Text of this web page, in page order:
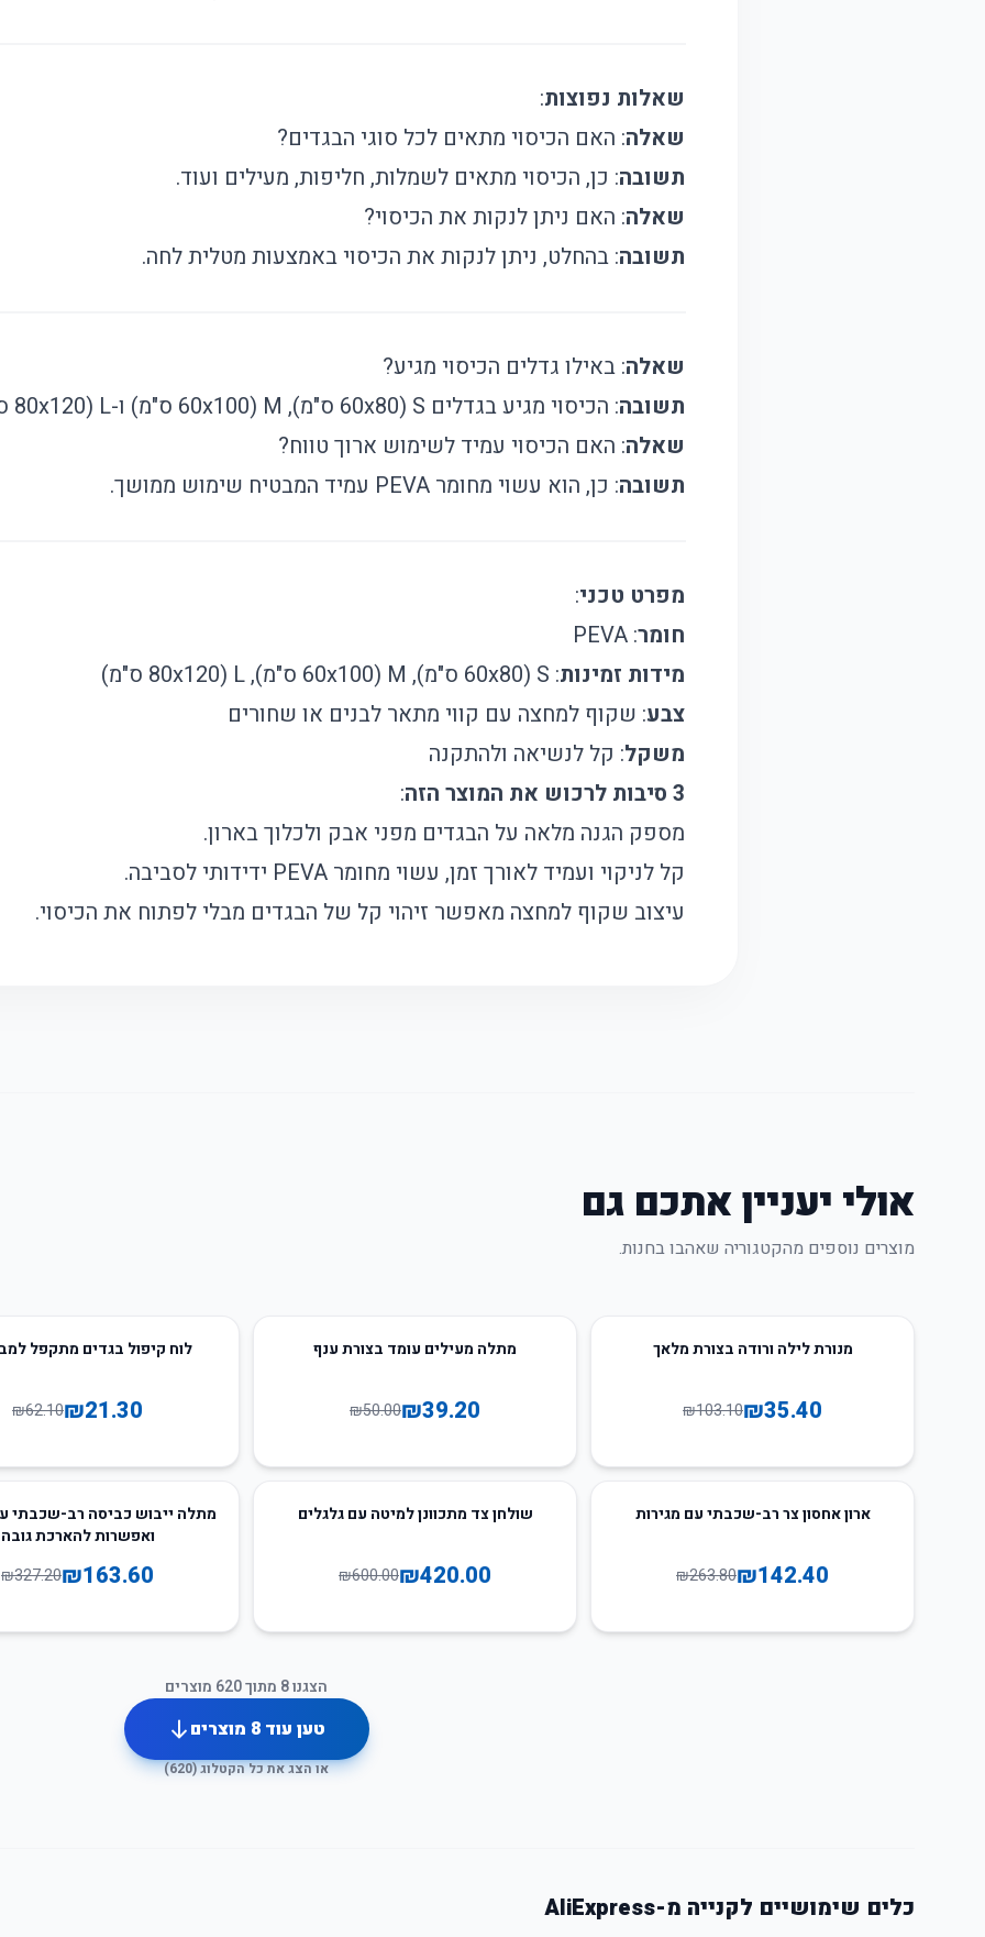
שאלות נפוצות:
שאלה: האם הכיסוי מתאים לכל סוגי הבגדים?
תשובה: כן, הכיסוי מתאים לשמלות, חליפות, מעילים ועוד.
שאלה: האם ניתן לנקות את הכיסוי?
תשובה: בהחלט, ניתן לנקות את הכיסוי באמצעות מטלית לחה.
שאלה: באילו גדלים הכיסוי מגיע?
תשובה: הכיסוי מגיע בגדלים S (60x80 ס"מ), M (60x100 ס"מ) ו-L (80x120 ס"מ).
שאלה: האם הכיסוי עמיד לשימוש ארוך טווח?
תשובה: כן, הוא עשוי מחומר PEVA עמיד המבטיח שימוש ממושך.
מפרט טכני:
חומר: PEVA
מידות זמינות: S (60x80 ס"מ), M (60x100 ס"מ), L (80x120 ס"מ)
צבע: שקוף למחצה עם קווי מתאר לבנים או שחורים
משקל: קל לנשיאה ולהתקנה
3 סיבות לרכוש את המוצר הזה
:
מספק הגנה מלאה על הבגדים מפני אבק ולכלוך בארון.
קל לניקוי ועמיד לאורך זמן, עשוי מחומר PEVA ידידותי לסביבה.
עיצוב שקוף למחצה מאפשר זיהוי קל של הבגדים מבלי לפתוח את הכיסוי.
אולי יעניין אתכם גם
מוצרים נוספים מהקטגוריה שאהבו בחנות.
מנורת לילה ורודה בצורת מלאך
₪35.40
₪103.10
מתלה מעילים עומד בצורת ענף
₪39.20
₪50.00
לוח קיפול בגדים מתקפל
₪21.30
₪62.10
ארון אחסון צר רב-שכבתי עם מגירות
₪142.40
₪263.80
שולחן צד מתכוונן למיטה עם גלגלים
₪420.00
₪600.00
50%מתלה ייבוש כביסה רב-שכבתי
ואפשרות להארכת גובה
₪163.60
₪327.20
הצגנו8 מתוך620 מוצרים
טען עוד8 מוצרים
או הצג את כל הקטלוג (620
)
כלים שימושיים לקנייה מ-AliExpress